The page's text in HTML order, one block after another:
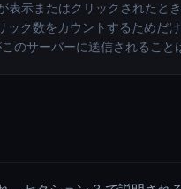
示またはクリックされたと
ク数をカウントするためだ
のサーバーに送信されること